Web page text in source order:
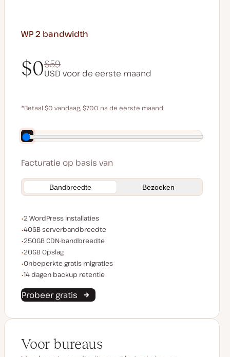
WP 2 bandwidth
$0$59
USD voor de eerste maand
$59
*Betaal $0 vandaag, $700 na de eerste maand
Bespaar $140 door jaarlijks te betalen
Facturatie op basis van
Bandbreedte Bezoeken
WordPress installaties
2 WordPress installaties
Serverbandbreedte
40GB serverbandbreedte
CDN bandbreedte
250GB CDN-bandbreedte
Opslagruimte
20GB Opslag
Onbeperkte migraties
Onbeperkte gratis migraties
Backup retentie
14 dagen backup retentie
Probeer gratis
Voor bureaus